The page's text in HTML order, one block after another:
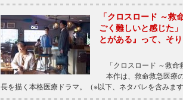
「クロスロード ～
ごく難しいと感じた
とがある』って、そ
「クロスロード ～救命
本作は、救命救急医療
長を描く本格医療ドラマ。（※以下、ネタバレを含み